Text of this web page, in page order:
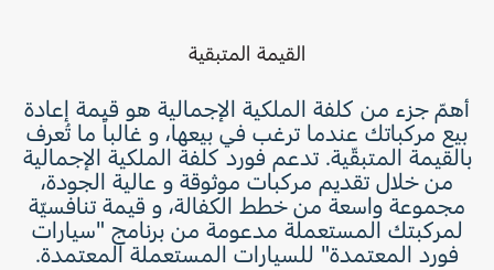
باقة العناية بمجموعة ناقل الحركة
دعم المزامنة
تقنية 4 SYNC
أجزاء
القيمة المتبقية
أهمّ جزء من كلفة الملكية الإجمالية هو قيمة إعادة
بيع مركباتك عندما ترغب في بيعها، و غالباً ما تُعرف
بالقيمة المتبقّية. تدعم فورد كلفة الملكية الإجمالية
من خلال تقديم مركبات موثوقة و عالية الجودة،
مجموعة واسعة من خطط الكفالة، و قيمة تنافسيّة
لمركبتك المستعملة مدعومة من برنامج "سيارات
فورد المعتمدة" للسيارات المستعملة المعتمدة.